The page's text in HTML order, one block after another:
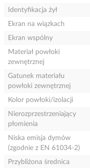
Identyfikacja żył
Ekran na wiązkach
Ekran wspólny
Materiał powłoki
zewnętrznej
Gatunek materiału
powłoki zewnętrznej
Kolor powłoki/izolacji
Nierozprzestrzeniający
płomienia
Niska emisja dymów
(zgodnie z EN 61034-2)
Przybliżona średnica